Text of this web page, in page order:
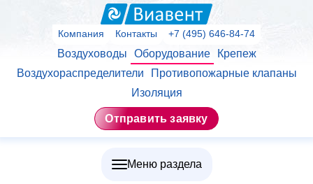
Компания Контакты +7 (495) 646-84-74
Воздуховоды Оборудование
Крепеж
Воздухораспределители
Противопожарные клапаны
Изоляция
Отправить заявку
Меню раздела